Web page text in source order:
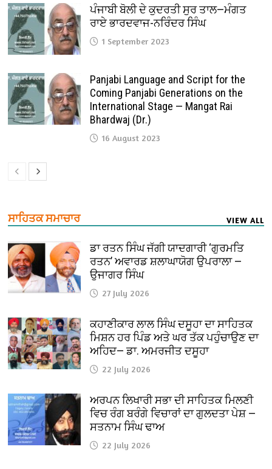
ਪੰਜਾਬੀ ਬੋਲੀ ਦੇ ਕੁਦਰਤੀ ਸੁਰ ਤਾਲ—ਮੰਗਤ
ਰਾਏ ਭਾਰਦਵਾਜ-ਨਰਿੰਦਰ ਸਿੰਘ
1 September 2023
Panjabi Language and Script for the
Coming Panjabi Generations on the
International Stage — Mangat Rai
Bhardwaj (Dr.)
16 August 2023
ਸਾਹਿਤਕ ਸਮਾਚਾਰ VIEW ALL
ਡਾ ਰਤਨ ਸਿੰਘ ਜੱਗੀ ਯਾਦਗਾਰੀ ‘ਗੁਰਮਤਿ
ਰਤਨ’ ਅਵਾਰਡ ਸ਼ਲਾਘਾਯੋਗ ਉਪਰਾਲਾ —
ਉਜਾਗਰ ਸਿੰਘ
27 July 2026
ਕਹਾਣੀਕਾਰ ਲਾਲ ਸਿੰਘ ਦਸੂਹਾ ਦਾ ਸਾਹਿਤਕ
ਮਿਸ਼ਨ ਹਰ ਪਿੰਡ ਅਤੇ ਘਰ ਤੱਕ ਪਹੁੰਚਾਉਣ ਦਾ
ਅਹਿਦ— ਡਾ. ਅਮਰਜੀਤ ਦਸੂਹਾ
22 July 2026
ਅਰਪਨ ਲਿਖਾਰੀ ਸਭਾ ਦੀ ਸਾਹਿਤਕ ਮਿਲਣੀ
ਵਿਚ ਰੰਗ ਬਰੰਗੇ ਵਿਚਾਰਾਂ ਦਾ ਗੁਲਦਤਾ ਪੇਸ਼ —
ਸਤਨਾਮ ਸਿੰਘ ਢਾਅ
22 July 2026